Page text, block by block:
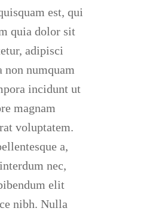
est, qui
quia dolor sit
adipisci
non numquam
incidunt ut
magnam
voluptatem.
a,
nec,
elit
nibh. Nulla